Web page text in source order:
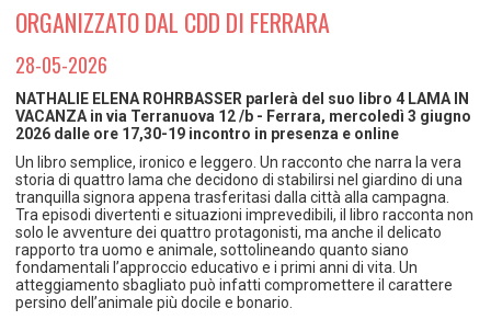
Coordinamento Provinciale Ferrarese Informagiovani
ORGANIZZATO DAL CDD DI FERRARA
28-05-2026
NATHALIE ELENA ROHRBASSER parlerà del suo libro 4 LAMA IN
VACANZA in via Terranuova 12 /b - Ferrara, mercoledì 3 giugno
2026 dalle ore 17,30-19 incontro in presenza e online
Un libro semplice, ironico e leggero. Un racconto che narra la vera
storia di quattro lama che decidono di stabilirsi nel giardino di una
tranquilla signora appena trasferitasi dalla città alla campagna.
Tra episodi divertenti e situazioni imprevedibili, il libro racconta non
solo le avventure dei quattro protagonisti, ma anche il delicato
rapporto tra uomo e animale, sottolineando quanto siano
fondamentali l’approccio educativo e i primi anni di vita. Un
atteggiamento sbagliato può infatti compromettere il carattere
persino dell’animale più docile e bonario.